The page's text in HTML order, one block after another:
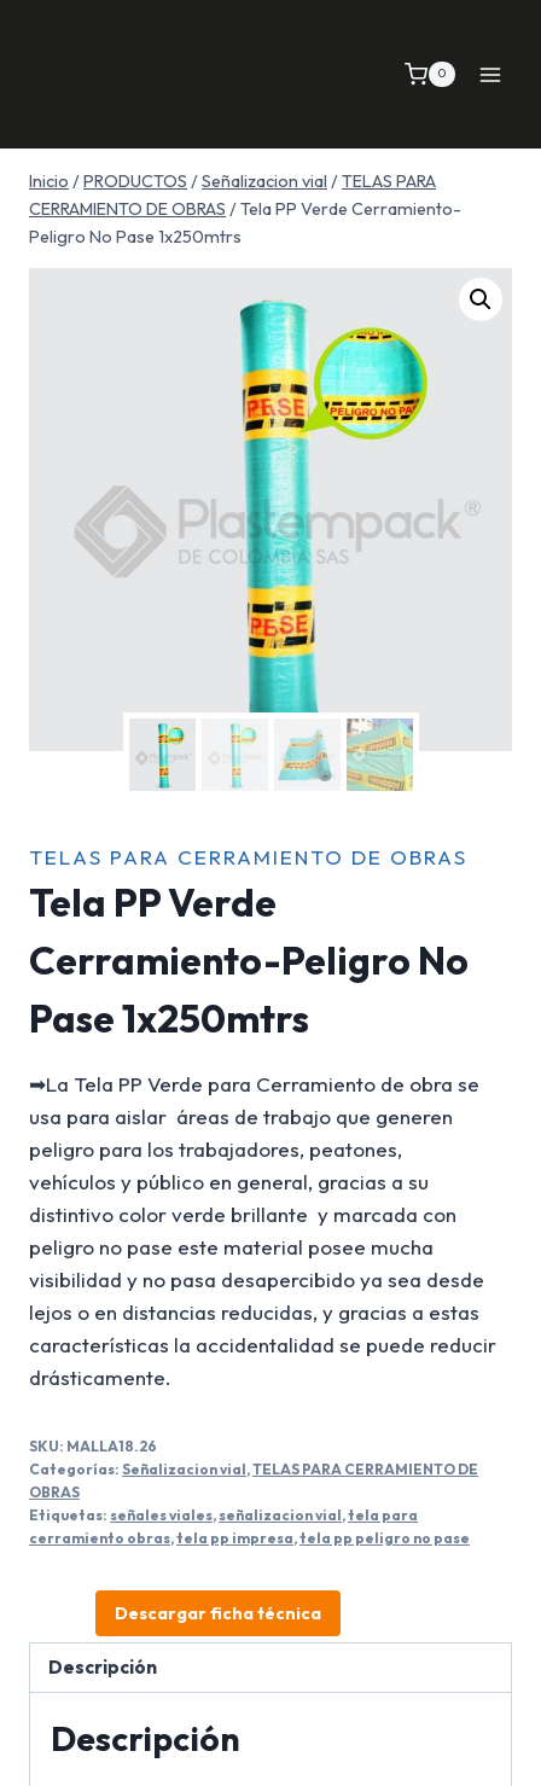
0
Inicio /PRODUCTOS /Señalizacion vial /TELAS PARA
CERRAMIENTO DE OBRAS /Tela PP Verde Cerramiento-
Peligro No Pase 1x250mtrs
TELAS PARA CERRAMIENTO DE OBRAS
Tela PP Verde
Cerramiento-Peligro No
Pase 1x250mtrs
➡La Tela PP Verde para Cerramiento de obra se
usa para aislar áreas de trabajo que generen
peligro para los trabajadores, peatones,
vehículos y público en general, gracias a su
distintivo color verde brillante y marcada con
peligro no pase este material posee mucha
visibilidad y no pasa desapercibido ya sea desde
lejos o en distancias reducidas, y gracias a estas
características la accidentalidad se puede reducir
drásticamente.
SKU: MALLA18.26
Categorías: Señalizacion vial,TELAS PARA CERRAMIENTO DE
OBRAS
Etiquetas: señales viales, señalizacion vial,tela para
cerramiento obras,tela pp impresa,tela pp peligro no pase
Descargar ficha técnica
Descripción
Descripción